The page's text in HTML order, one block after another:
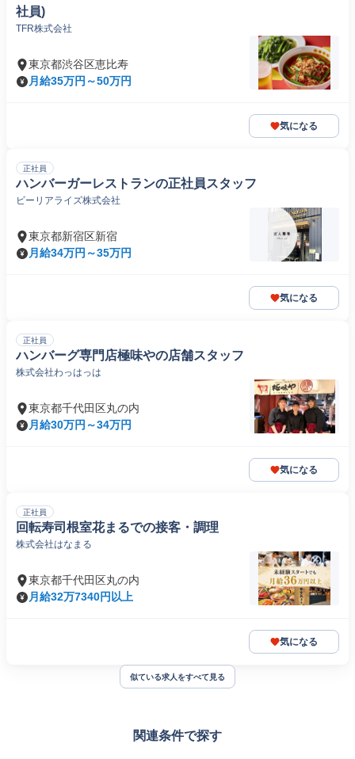
社員)
TFR株式会社
東京都渋谷区恵比寿
月給35万円～50万円
気になる
正社員
ハンバーガーレストランの正社員スタッフ
ビーリアライズ株式会社
東京都新宿区新宿
月給34万円～35万円
気になる
正社員
ハンバーグ専門店極味やの店舗スタッフ
株式会社わっはっは
東京都千代田区丸の内
月給30万円～34万円
気になる
正社員
回転寿司根室花まるでの接客・調理
株式会社はなまる
東京都千代田区丸の内
月給32万7340円以上
気になる
似ている求人をすべて見る
関連条件で探す